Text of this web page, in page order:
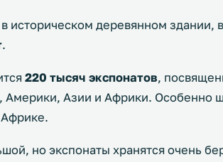
историческом деревянном здании,
.
220 тысяч экспонатов,
Америки, Азии и Африки. Особенно
но экспонаты хранятся очень